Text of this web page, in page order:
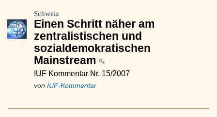
Schweiz
Einen Schritt näher am
zentralistischen und
sozialdemokratischen
Mainstream
IUF Kommentar Nr. 15/2007
von IUF-Kommentar